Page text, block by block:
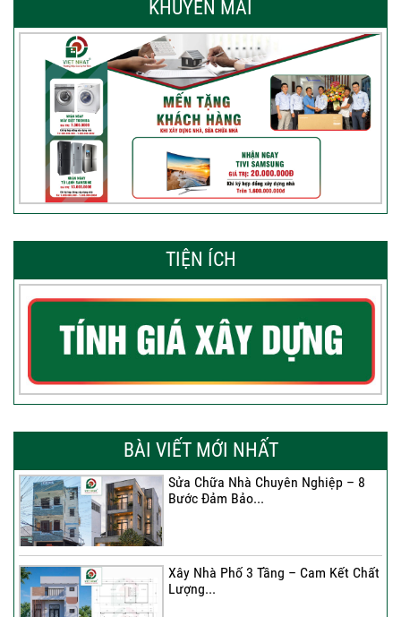
KHUYẾN MÃI
TIỆN ÍCH
BÀI VIẾT MỚI NHẤT
Sửa Chữa Nhà Chuyên Nghiệp – 8
Bước Đảm Bảo...
Xây Nhà Phố 3 Tầng – Cam Kết Chất
Lượng...